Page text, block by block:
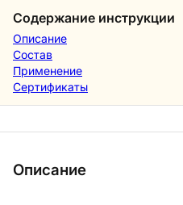
Содержание инструкции
Описание
Состав
Применение
Сертификаты
Описание